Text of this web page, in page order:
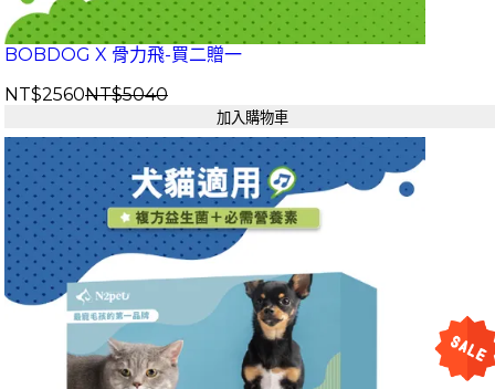
BOBDOG X 骨力飛-買二贈一
NT$2560NT$5040
加入購物車